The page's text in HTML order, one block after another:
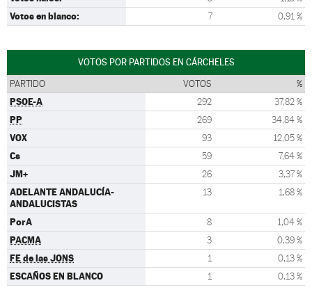
Votos en blanco: 7 0,91 %
VOTOS POR PARTIDOS EN CÁRCHELES
PARTIDO VOTOS %
PSOE-A 292 37,82 %
PP 269 34,84 %
VOX 93 12,05 %
Cs 59 7,64 %
JM+ 26 3,37 %
ADELANTE ANDALUCÍA-
ANDALUCISTAS
13 1,68 %
PorA 8 1,04 %
PACMA 3 0,39 %
FE de las JONS 1 0,13 %
ESCAÑOS EN BLANCO 1 0,13 %